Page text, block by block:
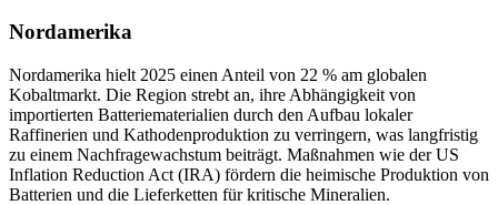
Nordamerika
Nordamerika hielt 2025 einen Anteil von 22 % am globalen
Kobaltmarkt. Die Region strebt an, ihre Abhängigkeit von
importierten Batteriematerialien durch den Aufbau lokaler
Raffinerien und Kathodenproduktion zu verringern, was langfristig
zu einem Nachfragewachstum beiträgt. Maßnahmen wie der US
Inflation Reduction Act (IRA) fördern die heimische Produktion von
Batterien und die Lieferketten für kritische Mineralien.